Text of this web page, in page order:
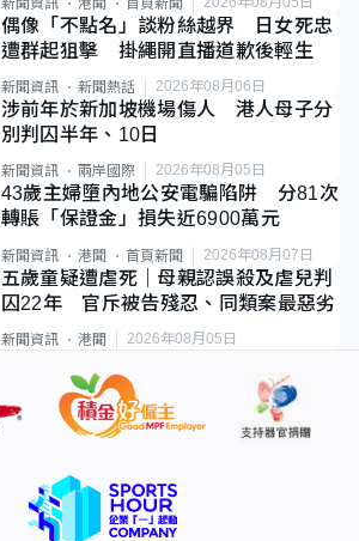
偶像「不點名」談粉絲越界 日女死忠
遭群起狙擊 掛繩開直播道歉後輕生
新聞資訊 新聞熱話 2026年08月06日
涉前年於新加坡機場傷人 港人母子分
別判囚半年、10日
新聞資訊 兩岸國際 2026年08月05日
43歲主婦墮內地公安電騙陷阱 分81次
轉賬「保證金」損失近6900萬元
新聞資訊 港聞 首頁新聞 2026年08月07日
五歲童疑遭虐死｜母親認誤殺及虐兒判
囚22年 官斥被告殘忍、同類案最惡劣
新聞資訊 港聞 2026年08月05日